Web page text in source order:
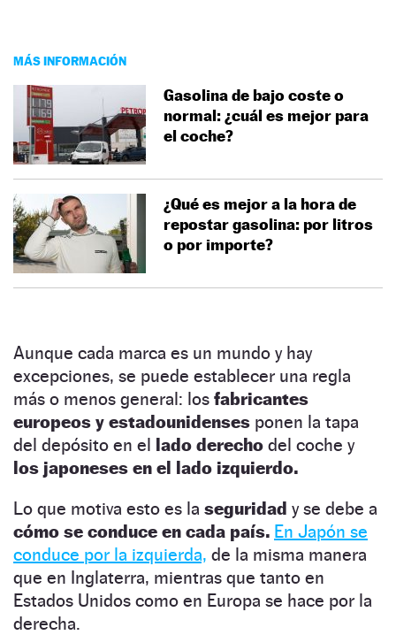
MÁS INFORMACIÓN
Gasolina de bajo coste o
normal: ¿cuál es mejor para
el coche?
¿Qué es mejor a la hora de
repostar gasolina: por litros
o por importe?
Aunque cada marca es un mundo y hay
excepciones, se puede establecer una regla
más o menos general: los fabricantes
europeos y estadounidenses ponen la tapa
del depósito en el lado derecho del coche y
los japoneses en el lado izquierdo.
Lo que motiva esto es la seguridad y se debe a
cómo se conduce en cada país. En Japón se
conduce por la izquierda, de la misma manera
que en Inglaterra, mientras que tanto en
Estados Unidos como en Europa se hace por la
derecha.